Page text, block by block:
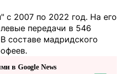
с 2007 по 2022 год. На его
передачи в 546
составе мадридского
в Google News